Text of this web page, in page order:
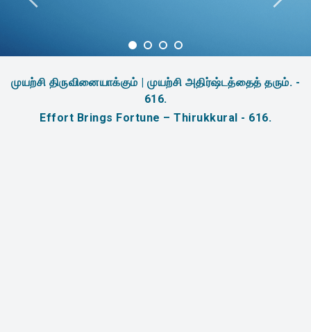
முயற்சி திருவினையாக்கும் | முயற்சி அதிர்ஷ்டத்தைத் தரும். -
616.
Effort Brings Fortune – Thirukkural - 616.